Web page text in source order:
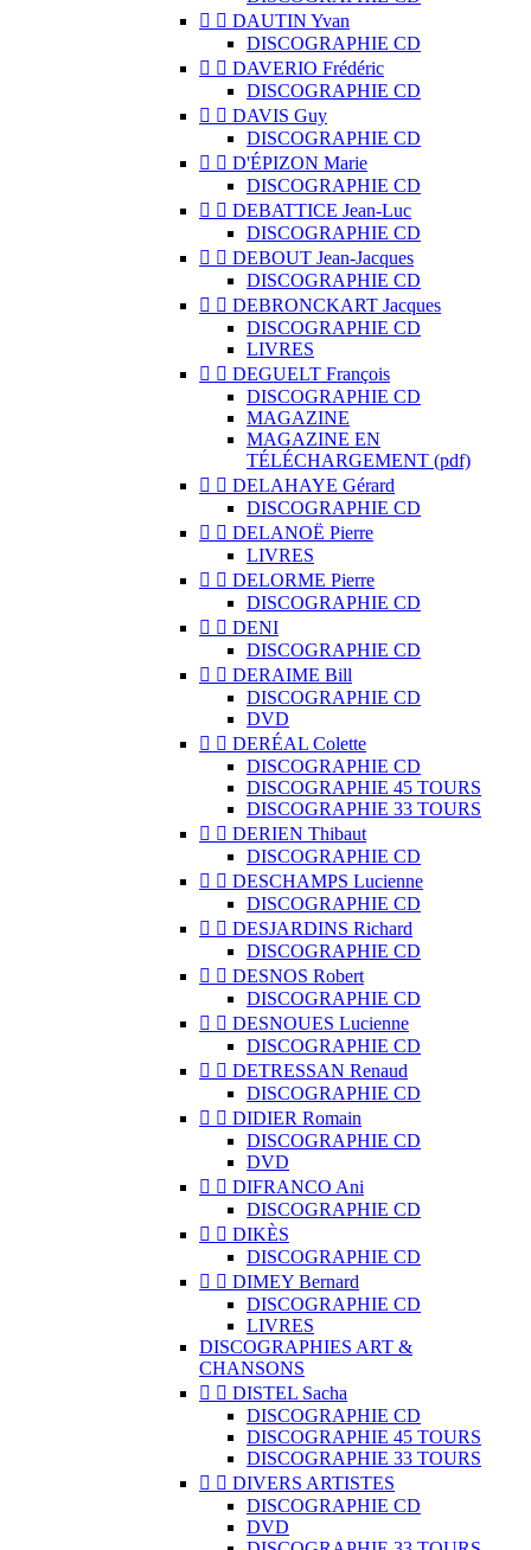
  DAUTIN Yvan
DISCOGRAPHIE CD
  DAVERIO Frédéric
DISCOGRAPHIE CD
  DAVIS Guy
DISCOGRAPHIE CD
  D'ÉPIZON Marie
DISCOGRAPHIE CD
  DEBATTICE Jean-Luc
DISCOGRAPHIE CD
  DEBOUT Jean-Jacques
DISCOGRAPHIE CD
  DEBRONCKART Jacques
DISCOGRAPHIE CD
LIVRES
  DEGUELT François
DISCOGRAPHIE CD
MAGAZINE
MAGAZINE EN
TÉLÉCHARGEMENT (pdf)
  DELAHAYE Gérard
DISCOGRAPHIE CD
  DELANOË Pierre
LIVRES
  DELORME Pierre
DISCOGRAPHIE CD
  DENI
DISCOGRAPHIE CD
  DERAIME Bill
DISCOGRAPHIE CD
DVD
  DERÉAL Colette
DISCOGRAPHIE CD
DISCOGRAPHIE 45 TOURS
DISCOGRAPHIE 33 TOURS
  DERIEN Thibaut
DISCOGRAPHIE CD
  DESCHAMPS Lucienne
DISCOGRAPHIE CD
  DESJARDINS Richard
DISCOGRAPHIE CD
  DESNOS Robert
DISCOGRAPHIE CD
  DESNOUES Lucienne
DISCOGRAPHIE CD
  DETRESSAN Renaud
DISCOGRAPHIE CD
  DIDIER Romain
DISCOGRAPHIE CD
DVD
  DIFRANCO Ani
DISCOGRAPHIE CD
  DIKÈS
DISCOGRAPHIE CD
  DIMEY Bernard
DISCOGRAPHIE CD
LIVRES
DISCOGRAPHIES ART &
CHANSONS
  DISTEL Sacha
DISCOGRAPHIE CD
DISCOGRAPHIE 45 TOURS
DISCOGRAPHIE 33 TOURS
  DIVERS ARTISTES
DISCOGRAPHIE CD
DVD